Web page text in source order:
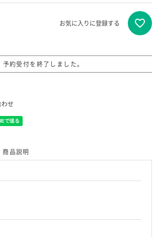
お気に入りに登録する
予約受付を終了しました。
わせ
商品説明